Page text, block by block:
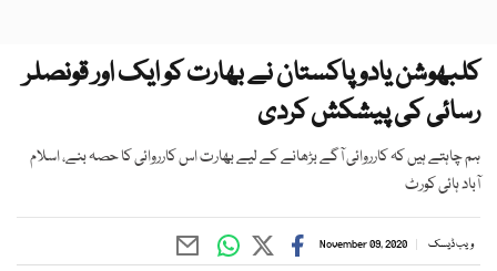
کلبھوشن یادو پاکستان نے بھارت کو ایک اور قونصلر
رسائی کی پیشکش کردی
ہم چاہتے ہیں کہ کارروائی آگے بڑھانے کے لیے بھارت اس کارروائی کا حصہ بنے، اسلام
آباد ہائی کورٹ
ویب ڈیسک November 09, 2020